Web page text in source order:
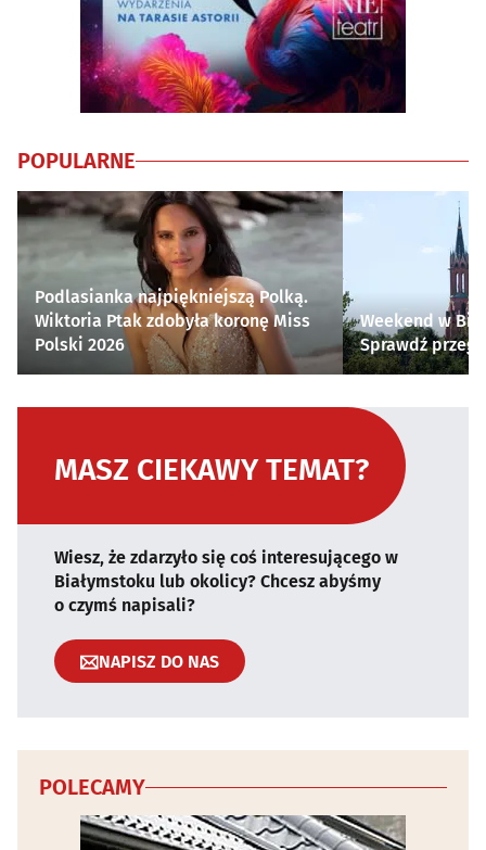
POPULARNE
Podlasianka najpiękniejszą Polką.
Wiktoria Ptak zdobyła koronę Miss
Polski 2026
Weekend w
Sprawdź
MASZ CIEKAWY TEMAT?
Wiesz, że zdarzyło się coś interesującego w
Białymstoku lub okolicy? Chcesz abyśmy
o czymś napisali?
NAPISZ DO NAS
POLECAMY